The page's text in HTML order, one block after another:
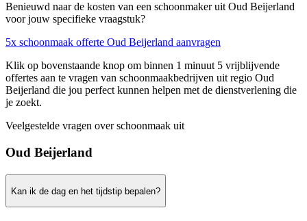
Benieuwd naar de kosten van een schoonmaker uit Oud Beijerland
voor jouw specifieke vraagstuk?
5x schoonmaak offerte Oud Beijerland aanvragen
Klik op bovenstaande knop om binnen 1 minuut 5 vrijblijvende
offertes aan te vragen van schoonmaakbedrijven uit regio Oud
Beijerland die jou perfect kunnen helpen met de dienstverlening die
je zoekt.
Veelgestelde vragen over schoonmaak uit
Oud Beijerland
Kan ik de dag en het tijdstip bepalen?